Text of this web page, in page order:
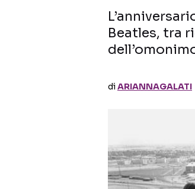
Beatles, tra
diARIANNAGALATI